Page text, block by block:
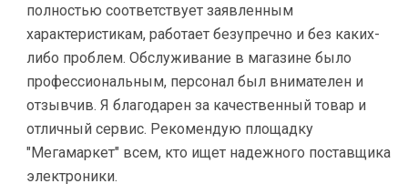
полностью соответствует заявленным
характеристикам, работает безупречно и без каких-
либо проблем. Обслуживание в магазине было
профессиональным, персонал был внимателен и
отзывчив. Я благодарен за качественный товар и
отличный сервис. Рекомендую площадку
"Мегамаркет" всем, кто ищет надежного поставщика
электроники.